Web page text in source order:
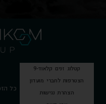
קטלוג זנים קלאוד-9
הצטרפות לחברי מועדון
הצהרת נגישות